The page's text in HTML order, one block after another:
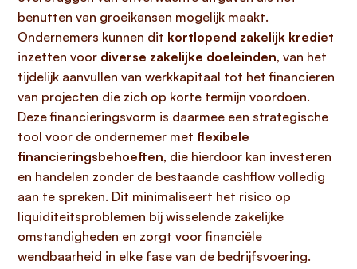
benutten van groeikansen mogelijk maakt.
Ondernemers kunnen dit kortlopend zakelijk krediet
inzetten voor diverse zakelijke doeleinden, van het
tijdelijk aanvullen van werkkapitaal tot het financieren
van projecten die zich op korte termijn voordoen.
Deze financieringsvorm is daarmee een strategische
tool voor de ondernemer met flexibele
financieringsbehoeften, die hierdoor kan investeren
en handelen zonder de bestaande cashflow volledig
aan te spreken. Dit minimaliseert het risico op
liquiditeitsproblemen bij wisselende zakelijke
omstandigheden en zorgt voor financiële
wendbaarheid in elke fase van de bedrijfsvoering.